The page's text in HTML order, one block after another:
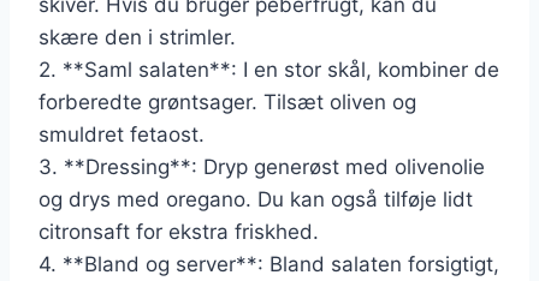
skære den i strimler.
2. **Saml salaten**: I en stor skål, kombiner de
forberedte grøntsager. Tilsæt oliven og
smuldret fetaost.
3. **Dressing**: Dryp generøst med olivenolie
og drys med oregano. Du kan også tilføje lidt
citronsaft for ekstra friskhed.
4. **Bland og server**: Bland salaten forsigtigt,